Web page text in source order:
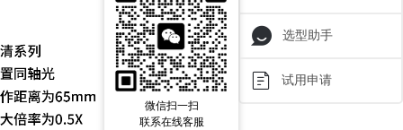
微信扫一扫
联系在线客服
选型助手
试用申请